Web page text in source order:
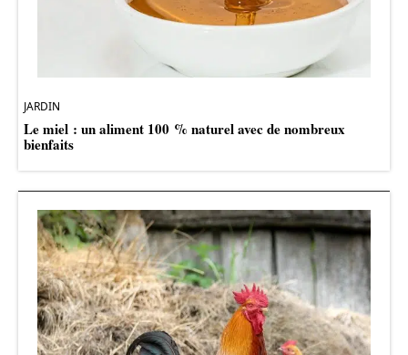
JARDIN
Le miel : un aliment 100 % naturel avec de nombreux
bienfaits